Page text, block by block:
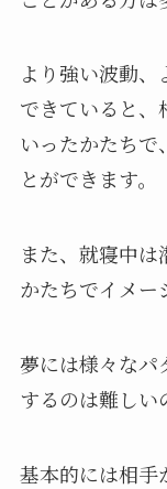
より強い波動
できていると、
いったかたちで
とができます。
また、就寝中
かたちでイメー
夢には様々なパ
するのは難しい
基本的には相手